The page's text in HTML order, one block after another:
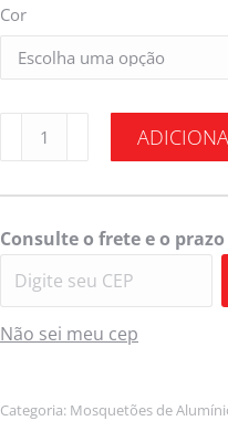
Cor
Consulte o frete e o
Não sei meu cep
Categoria: Mosquetões de